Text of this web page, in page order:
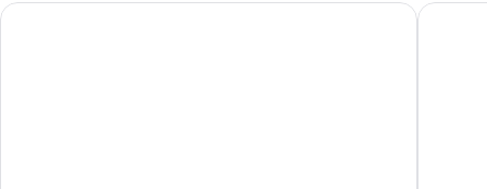
Praew Mansion Tyler